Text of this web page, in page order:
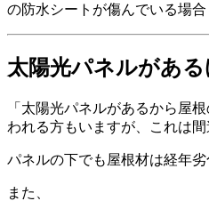
の防水シートが傷んでいる場合
太陽光パネルがあ
「太陽光パネルがあるから屋
われる方もいますが、これは間
パネルの下でも屋根材は経年劣
また、